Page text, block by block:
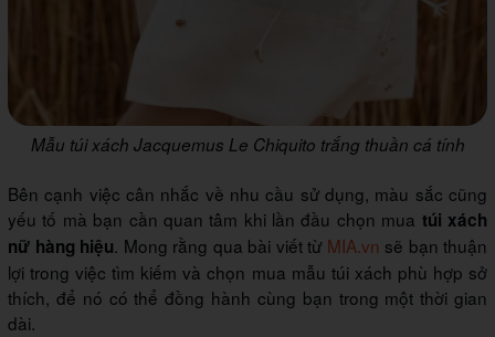
Mẫu túi xách Jacquemus Le Chiquito trắng thuần cá tính
Bên cạnh việc cân nhắc về nhu cầu sử dụng, màu sắc cũng
yếu tố mà bạn cần quan tâm khi lần đầu chọn mua túi xách
nữ hàng hiệu. Mong rằng qua bài viết từ MIA.vn sẽ bạn thuận
lợi trong việc tìm kiếm và chọn mua mẫu túi xách phù hợp sở
thích, để nó có thể đồng hành cùng bạn trong một thời gian
dài.